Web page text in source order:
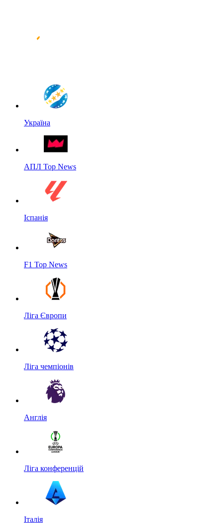
Україна
АПЛ Top News
Іспанія
F1 Top News
Ліга Європи
Ліга чемпіонів
Англія
Ліга конференцій
Італія